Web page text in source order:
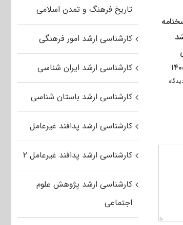
تاریخ فرهنگ و تمدن اسلامی
کارشناسی ارشد امور فرهنگی
کارشناسی ارشد ایران شناسی
کارشناسی ارشد باستان شناسی
کارشناسی ارشد پدافند غیرعامل
کارشناسی ارشد پدافند غیرعامل ۲
کارشناسی ارشد پژوهش علوم
اجتماعی